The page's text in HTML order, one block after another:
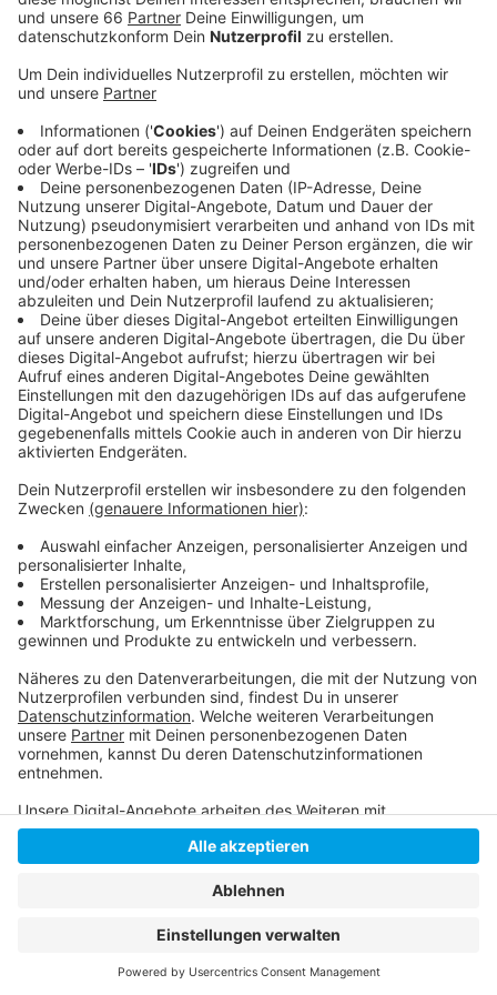
Anzeige
Antworten könnte es schon heute Nachmittag (21.
August 2023 / zwischen 15 und 18 Uhr) geben - und
zwar von der Düsseldorfer Agentur für Arbeit.
Zwischen 15 und 18 Uhr stehen Experten im KAP 1 am
Hauptbahnhof bereit - die Beratung ist kostenlos und
eine Anmeldung ist nicht nötig.
Anzeige
Weitere Infos und Links zum Thema:
Anzeige
Infos der Agentur für Arbeit Düsseldorf
Im Juni gab es eine Aktionswoche in Düsseldorf
AD-Job- und Ausbildungsportal
Anzeige
Anzeige